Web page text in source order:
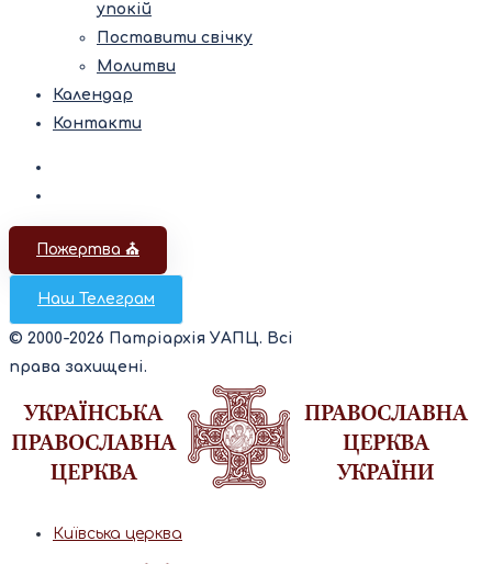
упокій
Поставити свічку
Молитви
Календар
Контакти
Пожертва ⛪️
Наш Телеграм
© 2000-2026 Патріархія УАПЦ. Всі
права захищені.
Київська церква